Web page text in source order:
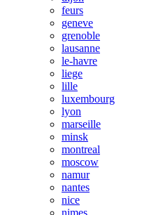
feurs
geneve
grenoble
lausanne
le-havre
liege
lille
luxembourg
lyon
marseille
minsk
montreal
moscow
namur
nantes
nice
nimes